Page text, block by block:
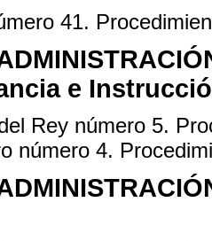
41.
e
Rey número 5.
número 4.